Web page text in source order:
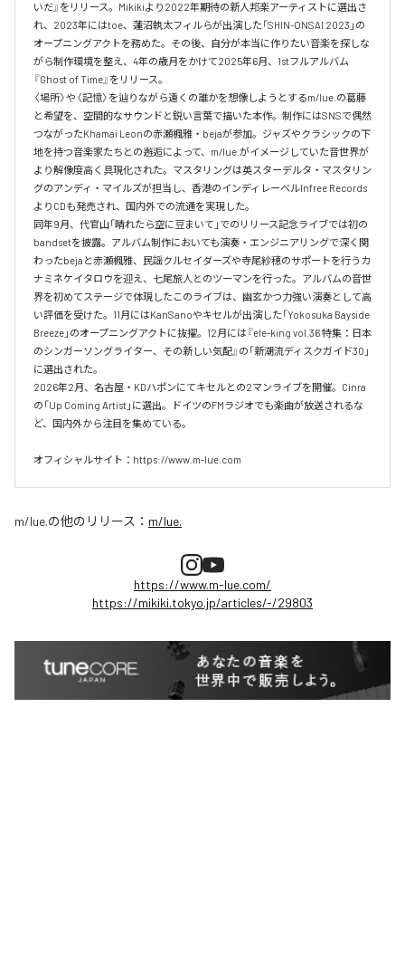
いだ』をリリース。Mikikiより2022年期待の新人邦楽アーティストに選出さ
れ、2023年にはtoe、蓮沼執太フィルらが出演した「SHIN-ONSAI 2023」の
オープニングアクトを務めた。その後、自分が本当に作りたい音楽を探しな
がら制作環境を整え、4年の歳月をかけて2025年6月、1stフルアルバム
『Ghost of Time』をリリース。
〈場所〉や〈記憶〉を辿りながら遠くの誰かを想像しようとするm/lue.の葛藤
と希望を、空間的なサウンドと鋭い言葉で描いた本作。制作にはSNSで偶然
つながったKhamai Leonの赤瀬楓雅・bejaが参加。ジャズやクラシックの下
地を持つ音楽家たちとの邂逅によって、m/lue.がイメージしていた音世界が
より解像度高く具現化された。マスタリングは英スターデルタ・マスタリン
グのアンディ・マイルズが担当し、香港のインディレーベルInfree Records
よりCDも発売され、国内外での流通を実現した。
同年9月、代官山「晴れたら空に豆まいて」でのリリース記念ライブでは初の
bandsetを披露。アルバム制作においても演奏・エンジニアリングで深く関
わったbejaと赤瀬楓雅、民謡クルセイダーズや寺尾紗穂のサポートを行うカ
ナミネケイタロウを迎え、七尾旅人とのツーマンを行った。アルバムの音世
界を初めてステージで体現したこのライブは、幽玄かつ力強い演奏として高
い評価を受けた。11月にはKanSanoやキセルが出演した「Yokosuka Bayside
Breeze」のオープニングアクトに抜擢。12月には『ele-king vol.36 特集：日本
のシンガーソングライター、その新しい気配』の「新潮流ディスクガイド30」
に選出された。
2026年2月、名古屋・KDハポンにてキセルとの2マンライブを開催。Cinra
の「Up Coming Artist」に選出。ドイツのFMラジオでも楽曲が放送されるな
ど、国内外から注目を集めている。
オフィシャルサイト：https://www.m-lue.com
m/lue.の他のリリース： m/lue.
https://www.m-lue.com/
https://mikiki.tokyo.jp/articles/-/29803